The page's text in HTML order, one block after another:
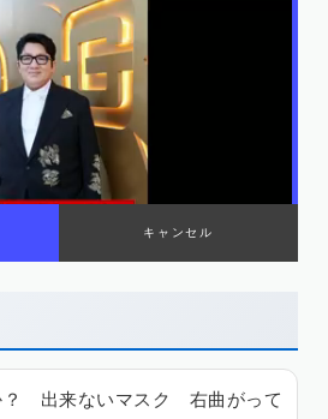
？ 出来ないマスク 右曲がって